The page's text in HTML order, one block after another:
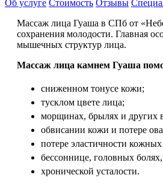
Об услуге Стоимость Отзывы
Массаж лица Гуаша в СПб от
сохранения молодости. Главная
мышечных структур лица.
Массаж лица камнем Гуаша
сниженном тонусе кожи;
тусклом цвете лица;
морщинах, брылях и других
обвисании кожи и потере
потере эластичности
бессоннице, головных
хронической усталости.